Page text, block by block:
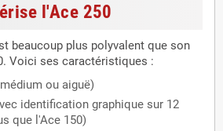
l'Ace 250
beaucoup plus polyvalent que son
Voici ses caractéristiques :
ou aiguë)
identification graphique sur 12
que l'Ace 150)